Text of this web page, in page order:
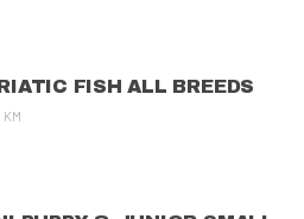
FISH ALL BREEDS
KM